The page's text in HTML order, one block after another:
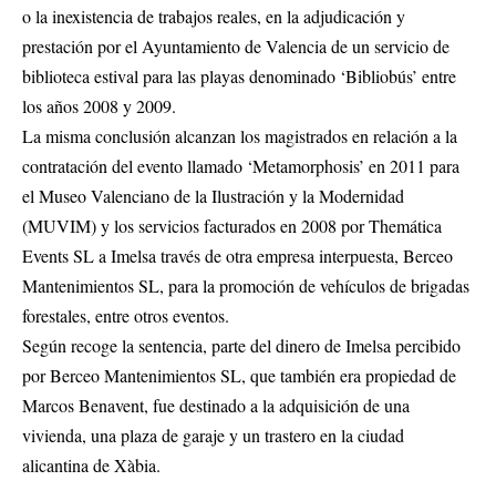
o la inexistencia de trabajos reales, en la adjudicación y
prestación por el Ayuntamiento de Valencia de un servicio de
biblioteca estival para las playas denominado ‘Bibliobús’ entre
los años 2008 y 2009.
La misma conclusión alcanzan los magistrados en relación a la
contratación del evento llamado ‘Metamorphosis’ en 2011 para
el Museo Valenciano de la Ilustración y la Modernidad
(MUVIM) y los servicios facturados en 2008 por Themática
Events SL a Imelsa través de otra empresa interpuesta, Berceo
Mantenimientos SL, para la promoción de vehículos de brigadas
forestales, entre otros eventos.
Según recoge la sentencia, parte del dinero de Imelsa percibido
por Berceo Mantenimientos SL, que también era propiedad de
Marcos Benavent, fue destinado a la adquisición de una
vivienda, una plaza de garaje y un trastero en la ciudad
alicantina de Xàbia.